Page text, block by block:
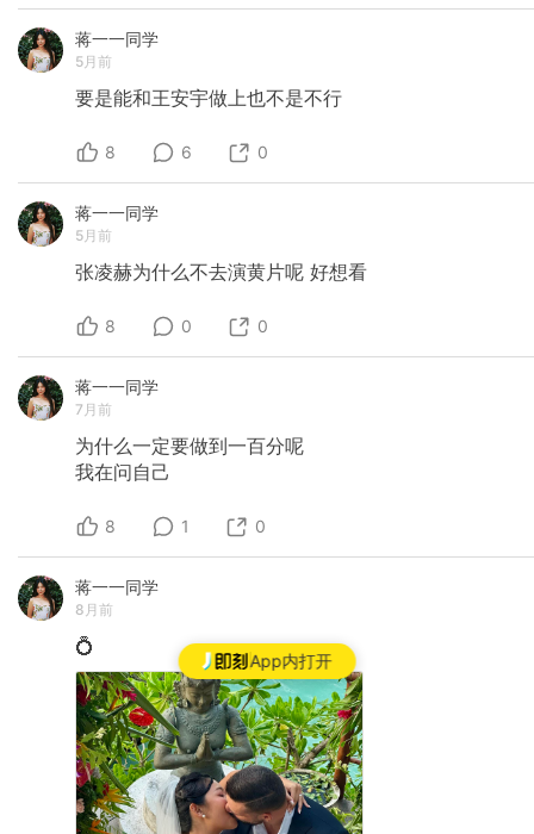
App内打开
蒋一一同学
5月前
要是能和王安宇做上也不是不行
8 6 0
蒋一一同学
5月前
张凌赫为什么不去演黄片呢 好想看
8 0 0
蒋一一同学
7月前
为什么一定要做到一百分呢
我在问自己
8 1 0
蒋一一同学
8月前
💍